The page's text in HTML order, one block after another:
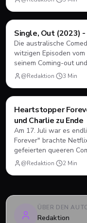
Filme & Serien
Single, Out (2023)
Die australische
witzigen Episoden
seinem Coming-out
herausfinden muss,
unter neuen
@Redaktion· 3 Min
Filme & Serien
Heartstopper
und Charlie zu Ende
Am 17. Juli war es
Forever" brachte
gefeierten queeren
Bildschirme. Statt
abendfüllenden
@Redaktion· 2 Min
ÜBER DEN
Redaktion